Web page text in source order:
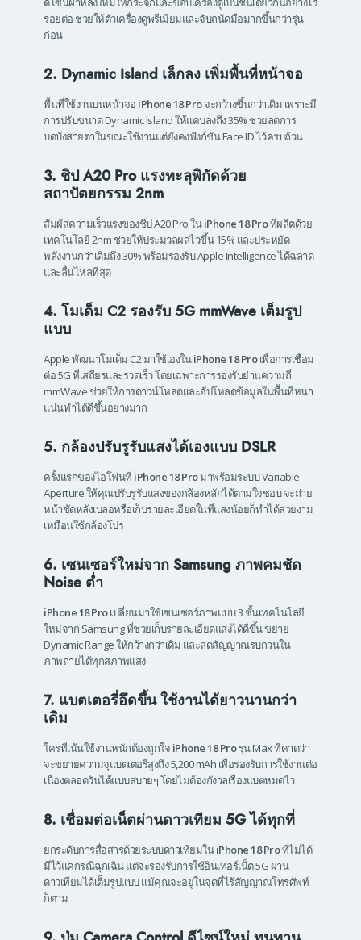
รอยต่อ ช่วยให้ตัวเครื่องดูพรีเมียมและจับถนัดมือมากขึ้นกว่ารุ่น
ก่อน
2. Dynamic Island เล็กลง เพิ่มพื้นที่หน้าจอ
พื้นที่ใช้งานบนหน้าจอ iPhone 18 Proจะกว้างขึ้นกว่าเดิม เพราะมี
การปรับขนาด Dynamic Island ให้แคบลงถึง 35% ช่วยลดการ
บดบังสายตาในขณะใช้งานแต่ยังคงฟังก์ชัน Face ID ไว้ครบถ้วน
3. ชิป A20 Pro แรงทะลุพิกัดด้วย
สถาปัตยกรรม 2nm
สัมผัสความเร็วแรงของชิป A20 Pro ในiPhone 18 Proที่ผลิตด้วย
เทคโนโลยี 2nm ช่วยให้ประมวลผลไวขึ้น 15% และประหยัด
พลังงานกว่าเดิมถึง 30% พร้อมรองรับ Apple Intelligence ได้ฉลาด
และลื่นไหลที่สุด
4. โมเด็ม C2 รองรับ 5G mmWave เต็มรูป
แบบ
Apple พัฒนาโมเด็ม C2 มาใช้เองในiPhone 18 Proเพื่อการเชื่อม
ต่อ 5G ที่เสถียรและรวดเร็ว โดยเฉพาะการรองรับย่านความถี่
mmWave ช่วยให้การดาวน์โหลดและอัปโหลดข้อมูลในพื้นที่หนา
แน่นทำได้ดีขึ้นอย่างมาก
5. กล้องปรับรูรับแสงได้เองแบบ DSLR
ครั้งแรกของไอโฟนที่ iPhone 18 Proมาพร้อมระบบ Variable
Aperture ให้คุณปรับรูรับแสงของกล้องหลักได้ตามใจชอบ จะถ่าย
หน้าชัดหลังเบลอหรือเก็บรายละเอียดในที่แสงน้อยก็ทำได้สวยงาม
เหมือนใช้กล้องโปร
6. เซนเซอร์ใหม่จาก Samsung ภาพคมชัด
Noise ต่ำ
iPhone 18 Proเปลี่ยนมาใช้เซนเซอร์ภาพแบบ 3 ชั้นเทคโนโลยี
ใหม่จาก Samsung ที่ช่วยเก็บรายละเอียดแสงได้ดีขึ้น ขยาย
Dynamic Range ให้กว้างกว่าเดิม และลดสัญญาณรบกวนใน
ภาพถ่ายได้ทุกสภาพแสง
7. แบตเตอรี่อึดขึ้น ใช้งานได้ยาวนานกว่า
เดิม
ใครที่เน้นใช้งานหนักต้องถูกใจ iPhone 18 Proรุ่น Max ที่คาดว่า
จะขยายความจุแบตเตอรี่สูงถึง 5,200 mAh เพื่อรองรับการใช้งานต่อ
เนื่องตลอดวันได้แบบสบายๆ โดยไม่ต้องกังวลเรื่องแบตหมดไว
8. เชื่อมต่อเน็ตผ่านดาวเทียม 5G ได้ทุกที่
ยกระดับการสื่อสารด้วยระบบดาวเทียมในiPhone 18 Proที่ไม่ได้
มีไว้แค่กรณีฉุกเฉิน แต่จะรองรับการใช้อินเทอร์เน็ต 5G ผ่าน
ดาวเทียมได้เต็มรูปแบบ แม้คุณจะอยู่ในจุดที่ไร้สัญญาณโทรศัพท์
ก็ตาม